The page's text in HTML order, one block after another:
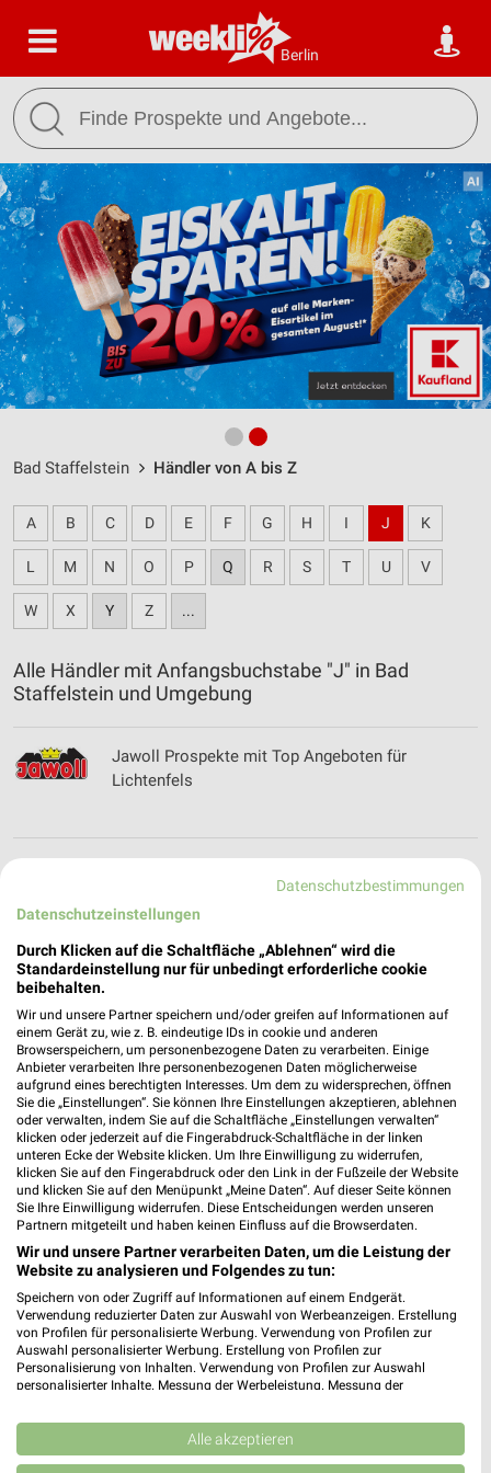
Berlin
Bad Staffelstein Händler von A bis Z
A B C D E F G H I J K
L M N O P Q R S T U V
W X Y Z ...
Alle Händler mit Anfangsbuchstabe "J" in Bad
Staffelstein und Umgebung
Jawoll Prospekte mit Top Angeboten für
Lichtenfels
JYSK Katalog und Prospekte für Lichtenfels
Noch mehr Angebote in
der weekli App!
Jetzt kostenlos laden
Datenschutzbestimmungen
Datenschutzeinstellungen
Durch Klicken auf die Schaltfläche „Ablehnen“ wird die
Standardeinstellung nur für unbedingt erforderliche cookie
beibehalten.
Wir und unsere Partner speichern und/oder greifen auf Informationen auf
einem Gerät zu, wie z. B. eindeutige IDs in cookie und anderen
Browserspeichern, um personenbezogene Daten zu verarbeiten. Einige
Anbieter verarbeiten Ihre personenbezogenen Daten möglicherweise
aufgrund eines berechtigten Interesses. Um dem zu widersprechen, öffnen
Sie die „Einstellungen“. Sie können Ihre Einstellungen akzeptieren, ablehnen
oder verwalten, indem Sie auf die Schaltfläche „Einstellungen verwalten“
klicken oder jederzeit auf die Fingerabdruck-Schaltfläche in der linken
unteren Ecke der Website klicken. Um Ihre Einwilligung zu widerrufen,
klicken Sie auf den Fingerabdruck oder den Link in der Fußzeile der Website
und klicken Sie auf den Menüpunkt „Meine Daten“. Auf dieser Seite können
Sie Ihre Einwilligung widerrufen. Diese Entscheidungen werden unseren
Partnern mitgeteilt und haben keinen Einfluss auf die Browserdaten.
Wir und unsere Partner verarbeiten Daten, um die Leistung der
Website zu analysieren und Folgendes zu tun:
Speichern von oder Zugriff auf Informationen auf einem Endgerät.
Verwendung reduzierter Daten zur Auswahl von Werbeanzeigen. Erstellung
von Profilen für personalisierte Werbung. Verwendung von Profilen zur
Auswahl personalisierter Werbung. Erstellung von Profilen zur
Personalisierung von Inhalten. Verwendung von Profilen zur Auswahl
personalisierter Inhalte. Messung der Werbeleistung. Messung der
Kombinationen von Daten aus verschiedenen Quellen. Entwicklung und
Verbesserung der Angebote. Verwendung reduzierter Daten zur Auswahl
von Inhalten.
Alle akzeptieren